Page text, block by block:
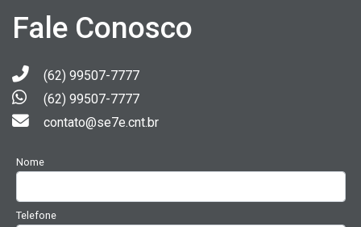
Fale Conosco
(62) 99507-7777
(62) 99507-7777
contato@se7e.cnt.br
Nome
Telefone